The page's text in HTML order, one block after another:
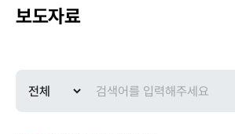
보도자료